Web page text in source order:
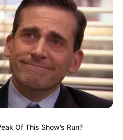
Of This Show's Run?